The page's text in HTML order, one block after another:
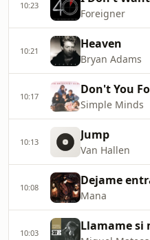
10:23
Foreigner
10:21 Heaven
Bryan Adams
10:17 Don't You
Simple Minds
10:13 Jump
Van Hallen
10:08 Dejame
Mana
10:03 Llamame si